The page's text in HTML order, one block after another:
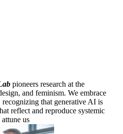
pioneers research at the
and feminism. We embrace
that generative AI is
reflect and reproduce systemic
us